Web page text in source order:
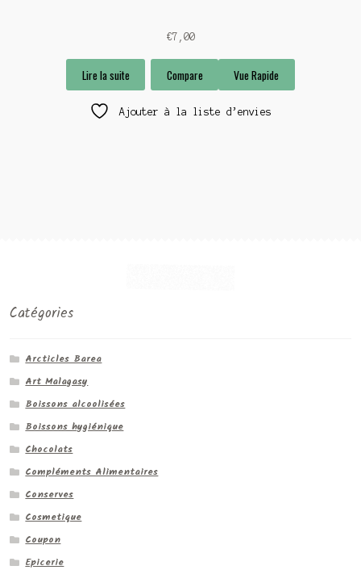
€7,00
Lire la suite Compare Vue Rapide
Ajouter à la liste d’envies
Catégories
Arcticles Barea
Art Malagasy
Boissons alcoolisées
Boissons hygiénique
Chocolats
Compléments Alimentaires
Conserves
Cosmetique
Coupon
Epicerie